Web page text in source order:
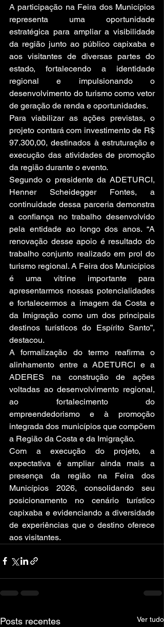
A participação na Feira dos Municípios
representa uma oportunidade
estratégica para ampliar a visibilidade
da região junto ao público capixaba e
aos visitantes de diversas partes do
estado, fortalecendo a identidade
regional e impulsionando o
desenvolvimento do turismo como vetor
de geração de renda e oportunidades.
Para viabilizar as ações previstas, o
projeto contará com investimento de R$
97.300,00, destinados à estruturação e
execução das atividades de promoção
da região durante o evento.
Segundo o presidente da ADETURCI,
Henner Scheidegger Fontes, a
continuidade dessa parceria demonstra
a confiança no trabalho desenvolvido
pela entidade ao longo dos anos. “A
renovação desse apoio é resultado do
trabalho conjunto realizado em prol do
turismo regional. A Feira dos Municípios
é uma vitrine importante para
apresentarmos nossas potencialidades
e fortalecermos a imagem da Costa e
da Imigração como um dos principais
destinos turísticos do Espírito Santo”,
destacou.
A formalização do termo reafirma o
alinhamento entre a ADETURCI e a
ADERES na construção de ações
voltadas ao desenvolvimento regional,
ao fortalecimento do
empreendedorismo e à promoção
integrada dos municípios que compõem
a Região da Costa e da Imigração.
Com a execução do projeto, a
expectativa é ampliar ainda mais a
presença da região na Feira dos
Municípios 2026, consolidando seu
posicionamento no cenário turístico
capixaba e evidenciando a diversidade
de experiências que o destino oferece
aos visitantes.
Posts recentes Ver tudo